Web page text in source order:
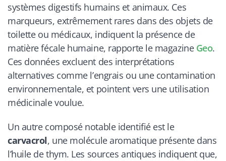
systèmes digestifs humains et animaux. Ces
marqueurs, extrêmement rares dans des objets de
toilette ou médicaux, indiquent la présence de
matière fécale humaine, rapporte le magazine Geo.
Ces données excluent des interprétations
alternatives comme l’engrais ou une contamination
environnementale, et pointent vers une utilisation
médicinale voulue.
Un autre composé notable identifié est le
carvacrol, une molécule aromatique présente dans
l’huile de thym. Les sources antiques indiquent que,